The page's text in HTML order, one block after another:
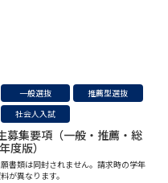
一般選抜
推薦型選抜
社会人入試
募集要項（一般・推薦・総
度版）
書類は同封されません。請求時の学年
が異なります。